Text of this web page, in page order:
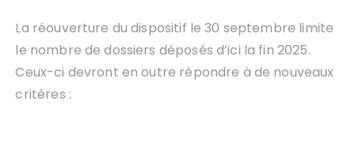
La réouverture du dispositif le 30 septembre limite
le nombre de dossiers déposés d’ici la fin 2025.
Ceux-ci devront en outre répondre à de nouveaux
critères :